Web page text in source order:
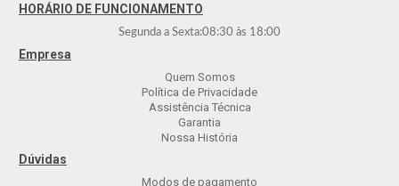
HORÁRIO DE FUNCIONAMENTO
Segunda a Sexta:08:30 às 18:00
Empresa
Quem Somos
Política de Privacidade
Assistência Técnica
Garantia
Nossa História
Dúvidas
Modos de pagamento